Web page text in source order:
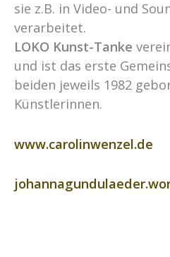
sie z.B. in Video- und
verarbeitet.
LOKO Kunst-Tanke
und ist das erste
beiden jeweils 1982
Künstlerinnen.
www.carolinwenzel.de